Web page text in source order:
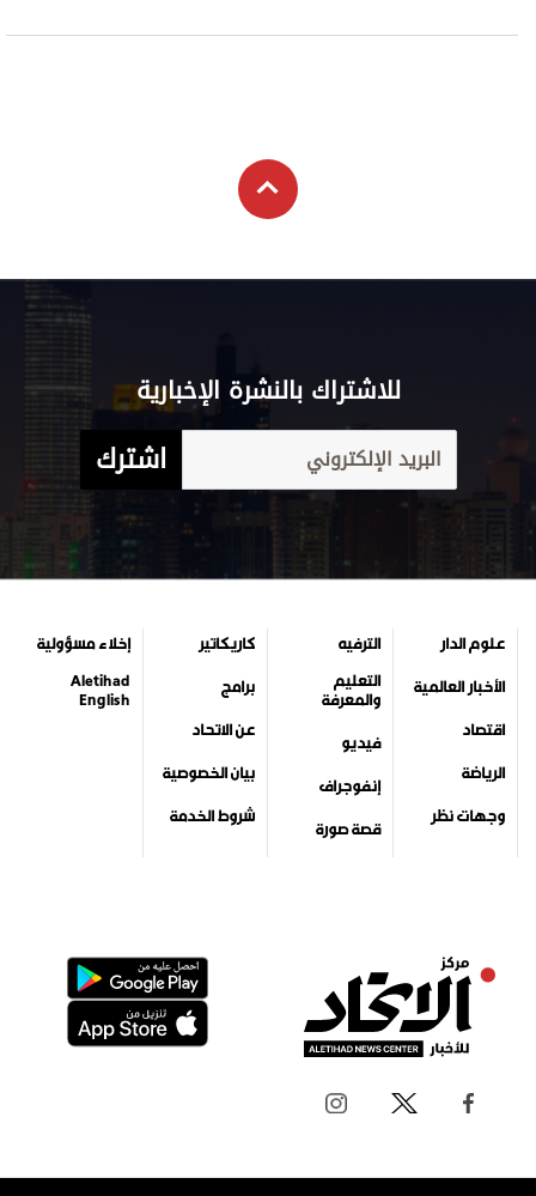
للاشتراك بالنشرة الإخبارية
اشترك
علوم الدار
الأخبار العالمية
اقتصاد
الرياضة
وجهات نظر
الترفيه
التعليم
والمعرفة
فيديو
إنفوجراف
قصة صورة
كاريكاتير
برامج
عن الاتحاد
بيان الخصوصية
شروط الخدمة
إخلاء مسؤولية
Aletihad
English